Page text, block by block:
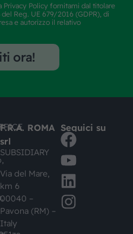
Privacy Policy fornitami dal titolare
Reg. UE 679/2016 (GDPR), di
e autorizzo il relativo
ora!
F.R.A. ROMA
srl
SUBSIDIARY
Via del Mare,
km 6
00040 –
Pavona (RM) –
Italy
Seguici su